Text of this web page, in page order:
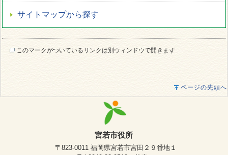
サイトマップから探す
このマークがついているリンクは別ウィンドウで開きます
ページの先頭へ
宮若市役所
〒823-0011 福岡県宮若市宮田２９番地１